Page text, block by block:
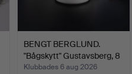
BENGT BERGLUND.
"Bågskytt" Gustavsberg, 8
…
Klubbades 6 aug 2026